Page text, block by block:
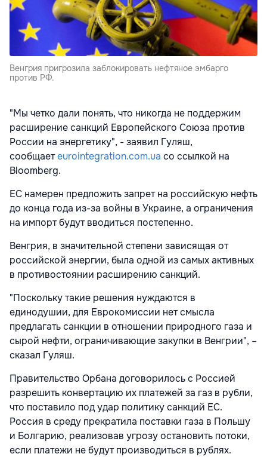
Венгрия пригрозила заблокировать нефтяное эмбарго
против РФ.
"Мы четко дали понять, что никогда не поддержим
расширение санкций Европейского Союза против
России на энергетику", - заявил Гуляш,
сообщаетeurointegration.com.ua со ссылкой на
Bloomberg.
ЕС намерен предложить запрет на российскую нефть
до конца года из-за войны в Украине, а ограничения
на импорт будут вводиться постепенно.
Венгрия, в значительной степени зависящая от
российской энергии, была одной из самых активных
в противостоянии расширению санкций.
"Поскольку такие решения нуждаются в
единодушии, для Еврокомиссии нет смысла
предлагать санкции в отношении природного газа и
сырой нефти, ограничивающие закупки в Венгрии", –
сказал Гуляш.
Правительство Орбана договорилось с Россией
разрешить конвертацию их платежей за газ в рубли,
что поставило под удар политику санкций ЕС.
Россия в среду прекратила поставки газа в Польшу
и Болгарию, реализовав угрозу остановить потоки,
если платежи не будут производиться в рублях.